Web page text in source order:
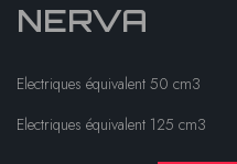
NERVA
Electriques équivalent 50 cm3
Electriques équivalent 125 cm3